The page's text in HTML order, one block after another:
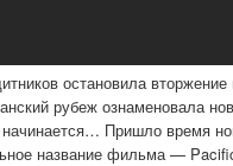
остановила вторжение
рубеж ознаменовала
Пришло время
название фильма —